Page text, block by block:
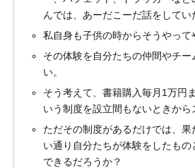
んでは、あーだこーだ話をしてい
私自身も子供の時からそうやって
その体験を自分たちの仲間やチー
い。
そう考えて、書籍購入毎月1万円
いう制度を設立間もないときから
ただその制度があるだけでは、果
い通り自分たちが体験をしたも
できるだろうか？